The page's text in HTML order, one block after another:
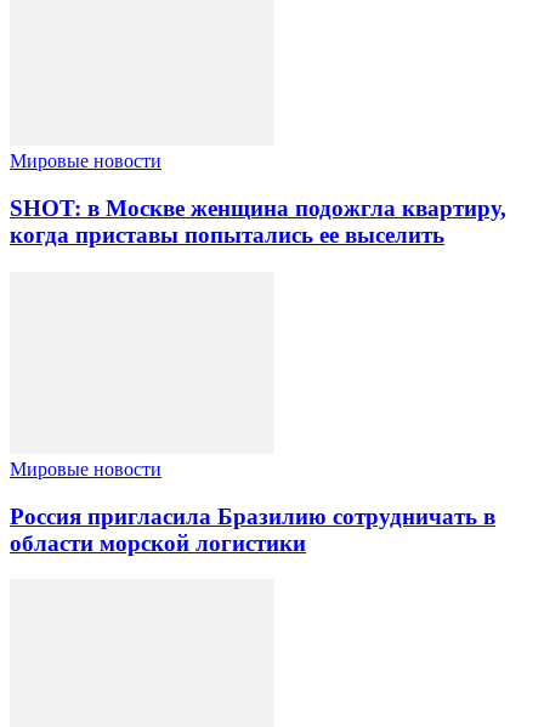
Мировые новости
SHOT: в Москве женщина подожгла квартиру,
когда приставы попытались ее выселить
Мировые новости
Россия пригласила Бразилию сотрудничать в
области морской логистики